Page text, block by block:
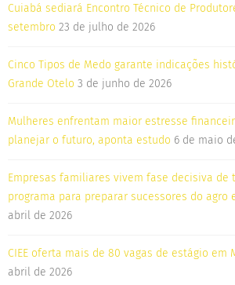
Cuiabá sediará Encontro Técnico de
setembro 23 de julho de 2026
Cinco Tipos de Medo garante indicações
Grande Otelo 3 de junho de 2026
Mulheres enfrentam maior estresse
planejar o futuro, aponta estudo 6 de maio
Empresas familiares vivem fase decisiva de
programa para preparar sucessores do agro
abril de 2026
CIEE oferta mais de 80 vagas de estágio em
abril de 2026